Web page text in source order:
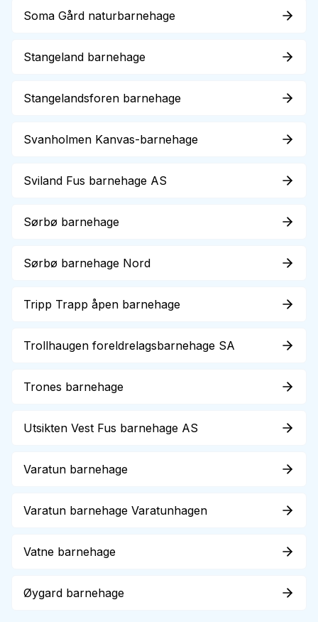
Soma Gård naturbarnehage
Stangeland barnehage
Stangelandsforen barnehage
Svanholmen Kanvas-barnehage
Sviland Fus barnehage AS
Sørbø barnehage
Sørbø barnehage Nord
Tripp Trapp åpen barnehage
Trollhaugen foreldrelagsbarnehage SA
Trones barnehage
Utsikten Vest Fus barnehage AS
Varatun barnehage
Varatun barnehage Varatunhagen
Vatne barnehage
Øygard barnehage